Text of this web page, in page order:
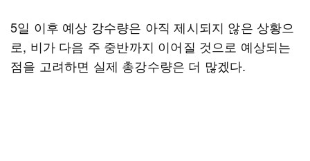
5일 이후 예상 강수량은 아직 제시되지 않은 상황으
로, 비가 다음 주 중반까지 이어질 것으로 예상되는
점을 고려하면 실제 총강수량은 더 많겠다.